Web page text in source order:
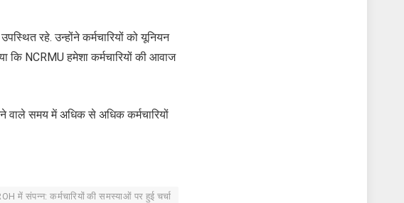
रहे. उन्होंने कर्मचारियों को यूनियन
कि NCRMU हमेशा कर्मचारियों की आवाज
वाले समय में अधिक से अधिक कर्मचारियों
में संपन्न: कर्मचारियों की समस्याओं पर हुई चर्चा